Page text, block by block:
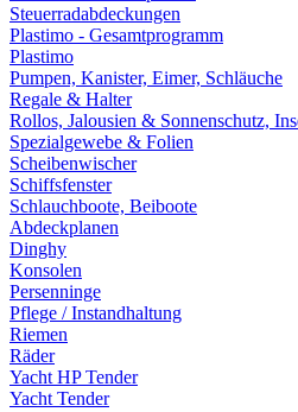
Steuerradabdeckungen
Plastimo - Gesamtprogramm
Plastimo
Pumpen, Kanister, Eimer, Schläuche
Regale & Halter
Rollos, Jalousien & Sonnenschutz,
Spezialgewebe & Folien
Scheibenwischer
Schiffsfenster
Schlauchboote, Beiboote
Abdeckplanen
Dinghy
Konsolen
Persenninge
Pflege / Instandhaltung
Riemen
Räder
Yacht HP Tender
Yacht Tender